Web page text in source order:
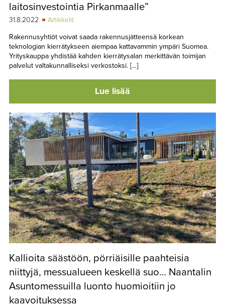
laitosinvestointia Pirkanmaalle”
31.8.2022
Artikkelit
Rakennusyhtiöt voivat saada rakennusjätteensä korkean
teknologian kierrätykseen aiempaa kattavammin ympäri Suomea.
Yrityskauppa yhdistää kahden kierrätysalan merkittävän toimijan
palvelut valtakunnalliseksi verkostoksi. […]
Lue lisää
Kallioita säästöön, pörriäisille paahteisia
niittyjä, messualueen keskellä suo… Naantalin
Asuntomessuilla luonto huomioitiin jo
kaavoituksessa